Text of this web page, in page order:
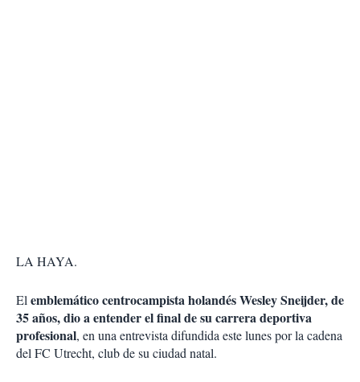
LA HAYA.
Elemblemático centrocampista holandés Wesley Sneijder, de
35 años, dio a entender el final de su carrera deportiva
profesional, en una entrevista difundida este lunes por la cadena
del FC Utrecht, club de su ciudad natal.